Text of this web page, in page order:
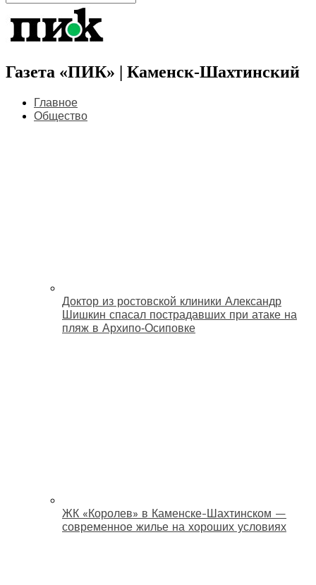
Газета «ПИК» | Каменск-Шахтинский
Главное
Общество
Доктор из ростовской клиники Александр
Шишкин спасал пострадавших при атаке на
пляж в Архипо‑Осиповке
ЖК «Королев» в Каменске-Шахтинском —
современное жилье на хороших условиях